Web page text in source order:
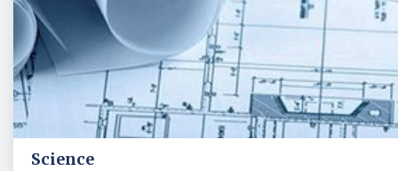
Science